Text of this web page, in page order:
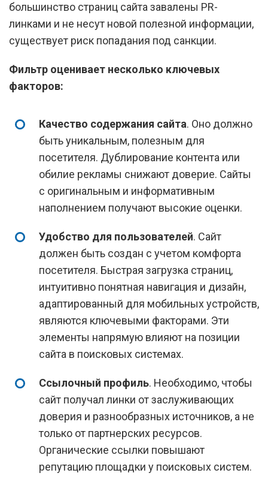
большинство страниц сайта завалены PR-
линками и не несут новой полезной информации,
существует риск попадания под санкции.
Фильтр оценивает несколько ключевых
факторов:
Качество содержания сайта. Оно должно
быть уникальным, полезным для
посетителя. Дублирование контента или
обилие рекламы снижают доверие. Сайты
с оригинальным и информативным
наполнением получают высокие оценки.
Удобство для пользователей. Сайт
должен быть создан с учетом комфорта
посетителя. Быстрая загрузка страниц,
интуитивно понятная навигация и дизайн,
адаптированный для мобильных устройств,
являются ключевыми факторами. Эти
элементы напрямую влияют на позиции
сайта в поисковых системах.
Ссылочный профиль. Необходимо, чтобы
сайт получал линки от заслуживающих
доверия и разнообразных источников, а не
только от партнерских ресурсов.
Органические ссылки повышают
репутацию площадки у поисковых систем.